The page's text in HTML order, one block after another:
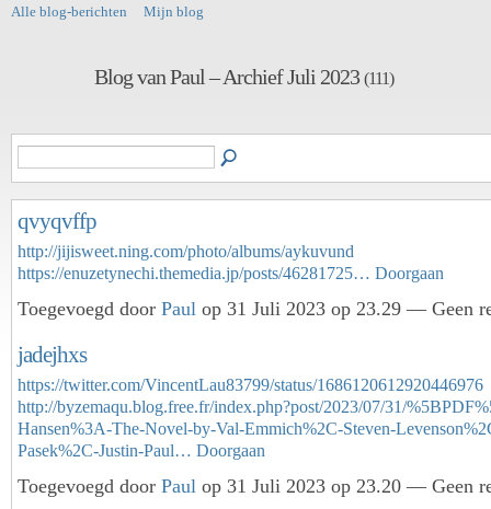
Alle blog-berichten Mijn blog
Blog van Paul – Archief Juli 2023(111)
qvyqvffp
http://jijisweet.ning.com/photo/albums/aykuvund
https://enuzetynechi.themedia.jp/posts/46281725… Doorgaan
Toegevoegd door Paul op 31 Juli 2023 op 23.29 — Geen
jadejhxs
https://twitter.com/VincentLau83799/status/1686120612920446976
http://byzemaqu.blog.free.fr/index.php?post/2023/07/31/
Hansen%3A-The-Novel-by-Val-Emmich%2C-Steven-
Pasek%2C-Justin-Paul… Doorgaan
Toegevoegd door Paul op 31 Juli 2023 op 23.20 — Geen